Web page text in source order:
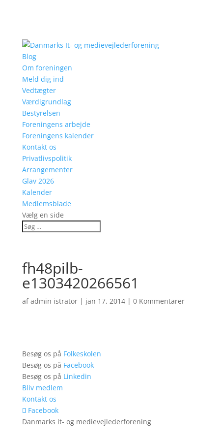
Blog
Om foreningen
Meld dig ind
Vedtægter
Værdigrundlag
Bestyrelsen
Foreningens arbejde
Foreningens kalender
Kontakt os
Privatlivspolitik
Arrangementer
Glav 2026
Kalender
Medlemsblade
Vælg en side
fh48pilb-
e1303420266561
afadmin istrator| jan 17, 2014| 0 Kommentarer
Besøg os på Folkeskolen
Besøg os på Facebook
Besøg os på Linkedin
Bliv medlem
Kontakt os
Facebook
Danmarks it- og medievejlederforening